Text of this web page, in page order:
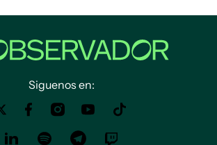
Siguenos en: